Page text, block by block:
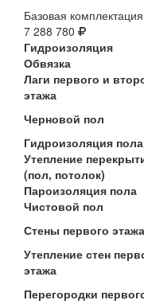
Базовая комплектация
7 288 780
Гидроизоляция
Обвязка
Лаги первого и
этажа
Черновой пол
Гидроизоляция пола
Утепление
(пол, потолок)
Пароизоляция пола
Чистовой пол
Стены первого этажа
Утепление стен
этажа
Перегородки